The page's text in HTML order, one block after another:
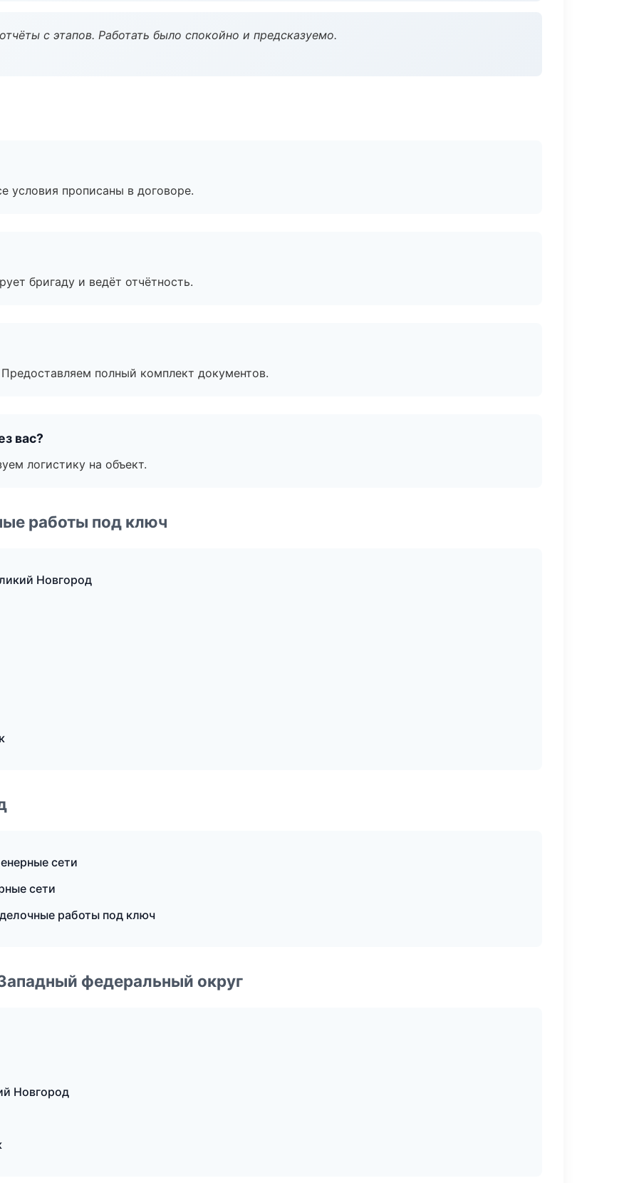
с этапов. Работать было спокойно и предсказуемо.
условия прописаны в договоре.
бригаду и ведёт отчётность.
полный комплект документов.
вас?
логистику на объект.
работы под ключ
Новгород
сети
сети
работы под ключ
федеральный округ
Новгород